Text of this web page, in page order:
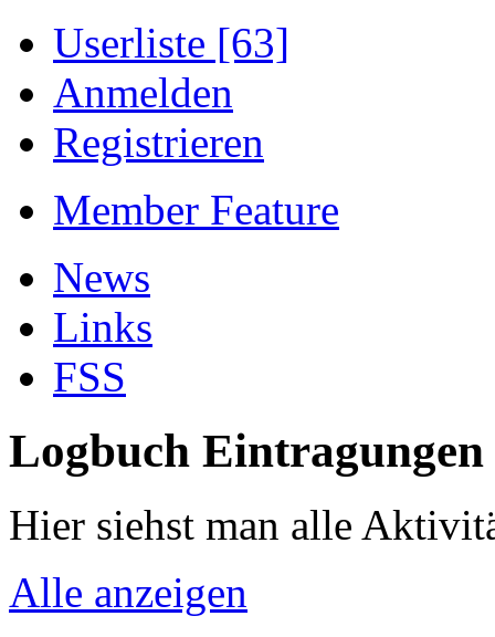
Userliste [63]
Anmelden
Registrieren
Member Feature
News
Links
FSS
Logbuch
Hier siehst man alle
Alle anzeigen